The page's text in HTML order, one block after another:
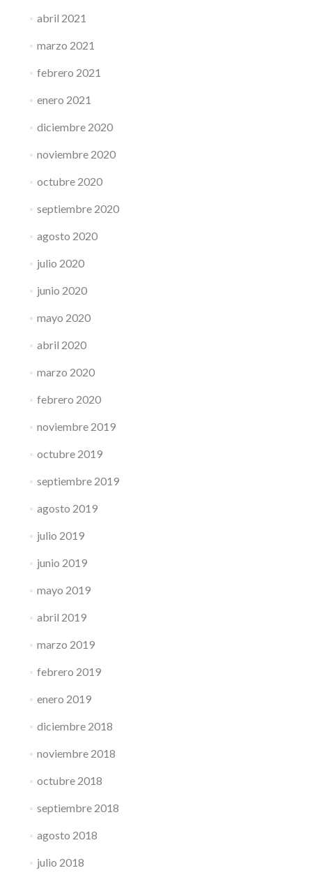
abril 2021
marzo 2021
febrero 2021
enero 2021
diciembre 2020
noviembre 2020
octubre 2020
septiembre 2020
agosto 2020
julio 2020
junio 2020
mayo 2020
abril 2020
marzo 2020
febrero 2020
noviembre 2019
octubre 2019
septiembre 2019
agosto 2019
julio 2019
junio 2019
mayo 2019
abril 2019
marzo 2019
febrero 2019
enero 2019
diciembre 2018
noviembre 2018
octubre 2018
septiembre 2018
agosto 2018
julio 2018